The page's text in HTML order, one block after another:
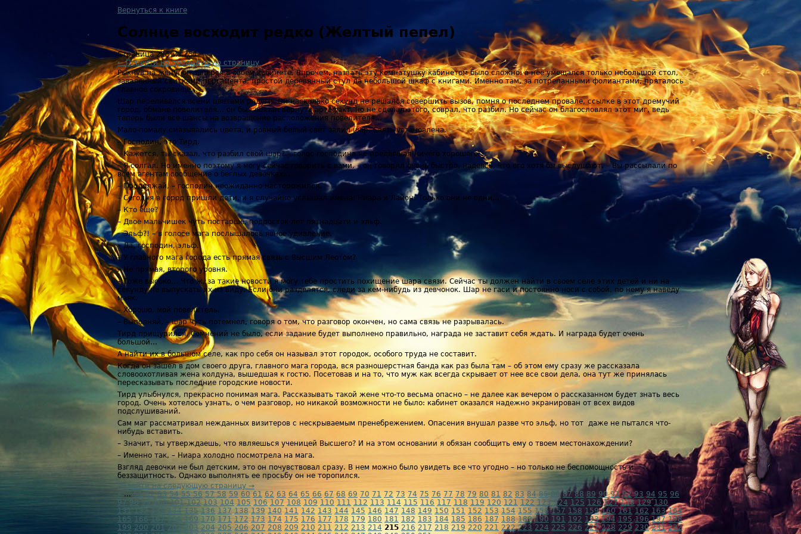
Вернуться к книге
Солнце восходит редко (Желтый пепел)
Страница 215 из 251
← Перейти на предыдущую страницу
Рыкнув на жену, он заперся в своем кабинете. Впрочем, назвать эту комнатушку кабинетом было сложно: в нее умещался только небольшой стол,
заваленный свитками пергамента, простой деревянный стул да небольшой шкаф с книгами. Именно там, за потрепанными фолиантами, пряталось
главное сокровище…
Шар переливался всеми цветами радуги. Он насколько секунд не решался совершить вызов, помня о последнем провале, ссылке в этот дремучий
город, обмане повелителя… он был обязан вернуть артефакт, но не сделал этого, соврал, что разбил. Но сейчас он благословлял этот миг, ведь
теперь были все шансы на возвращение расположения повелителя…
Мало-помалу смазывались цвета, и ровный белый свет залил шар. Связь установлена.
– Господин, это Тирд.
– Кажется, ты сказал, что разбил свой шар? – голос господина не предвещал ничего хорошего.
– Я солгал. Но именно поэтому я могу сейчас говорить с вами, – он говорил очень быстро, надеясь, что его хотя бы выслушают. – Вы рассылали по
всем агентам сообщение о беглых девочках…
– Продолжай, – господин неожиданно насторожился.
– Сегодня в город пришли дети, и я случайно услышал имена: Ниара и Лайон. Только они не одни…
– Кто еще?
– Двое мальчишек чуть постарше, подросток лет пятнадцати и эльф.
– Эльф?! – в голосе мага послышалось явное удивление.
– Да, господин, эльф.
– У главного мага города есть прямая связь с Высшим Леотом?
– Не прямая, второго уровня.
– Тоже высоко… Что ж, за такие новости я могу тебе простить похищение шара связи. Сейчас ты должен найти в своем селе этих детей и ни на
секунду не выпускать их из виду. Если они разделятся, следи за кем-нибудь из девчонок. Шар не гаси и постоянно носи с собой, по нему я наведу
маяк.
– Хорошо, мой повелитель.
– Выполняй, – шар чуть потемнел, говоря о том, что разговор окончен, но сама связь не разрывалась.
Тирд прищурился. Сомнений не было, если задание будет выполнено правильно, награда не заставит себя ждать. И награда будет очень
большой…
А найти их в большом селе, как про себя он называл этот городок, особого труда не составит.
Когда он зашел в дом своего друга, главного мага города, вся разношерстная банда как раз была там – об этом ему сразу же рассказала
словоохотливая жена колдуна, вышедшая к гостю. Посетовав и на то, что муж как всегда скрывает от нее все свои дела, она тут же принялась
пересказывать последние городские новости.
Тирд улыбнулся, прекрасно понимая мага. Рассказывать такой жене что-то весьма опасно – не далее как вечером о рассказанном будет знать весь
город. Очень хотелось узнать, о чем разговор, но никакой возможности не было: кабинет оказался надежно экранирован от всех видов
подслушиваний.
Сам маг рассматривал нежданных визитеров с нескрываемым пренебрежением. Опасения внушал разве что эльф, но тот даже не пытался что-
нибудь вставить.
– Значит, ты утверждаешь, что являешься ученицей Высшего? И на этом основании я обязан сообщить ему о твоем местонахождении?
– Именно так, – Ниара холодно посмотрела на мага.
Взгляд девочки не был детским, это он почувствовал сразу. В нем можно было увидеть все что угодно – но только не беспомощность и
беззащитность. Однако выполнять ее просьбу он не торопился.
Перейти на следующую страницу →
«
... 51 52 53 54 55 56 57 58 59 60 61 62 63 64 65 66 67 68 69 70 71 72 73 74 75 76 77 78 79 80 81 82 83 84 85 86 87 88 89 90 91 92 93 94 95 96
97 98 99 100 101 102 103 104 105 106 107 108 109 110 111 112 113 114 115 116 117 118 119 120 121 122 123 124 125 126 127 128 129 130
131 132 133 134 135 136 137 138 139 140 141 142 143 144 145 146 147 148 149 150 151 152 153 154 155 156 157 158 159 160 161 162 163 164
165 166 167 168 169 170 171 172 173 174 175 176 177 178 179 180 181 182 183 184 185 186 187 188 189 190 191 192 193 194 195 196 197 198
199 200 201 202 203 204 205 206 207 208 209 210 211 212 213 214 215 216 217 218 219 220 221 222 223 224 225 226 227 228 229 230 231 232